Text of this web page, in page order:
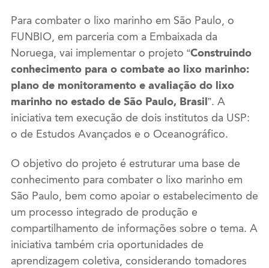
Para combater o lixo marinho em São Paulo, o
FUNBIO, em parceria com a Embaixada da
Noruega, vai implementar o projeto “Construindo
conhecimento para o combate ao lixo marinho:
plano de monitoramento e avaliação do lixo
marinho no estado de São Paulo, Brasil”. A
iniciativa tem execução de dois institutos da USP:
o de Estudos Avançados e o Oceanográfico.
O objetivo do projeto é estruturar uma base de
conhecimento para combater o lixo marinho em
São Paulo, bem como apoiar o estabelecimento de
um processo integrado de produção e
compartilhamento de informações sobre o tema. A
iniciativa também cria oportunidades de
aprendizagem coletiva, considerando tomadores